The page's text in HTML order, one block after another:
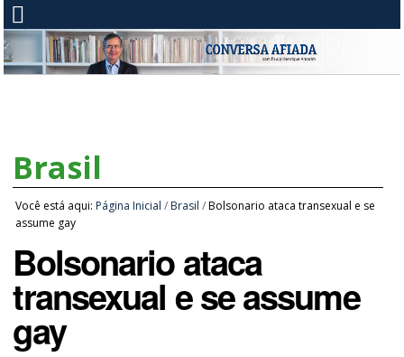
Brasil
Você está aqui: Página Inicial / Brasil /Bolsonario ataca transexual e se
assume gay
Bolsonario ataca
transexual e se assume
gay